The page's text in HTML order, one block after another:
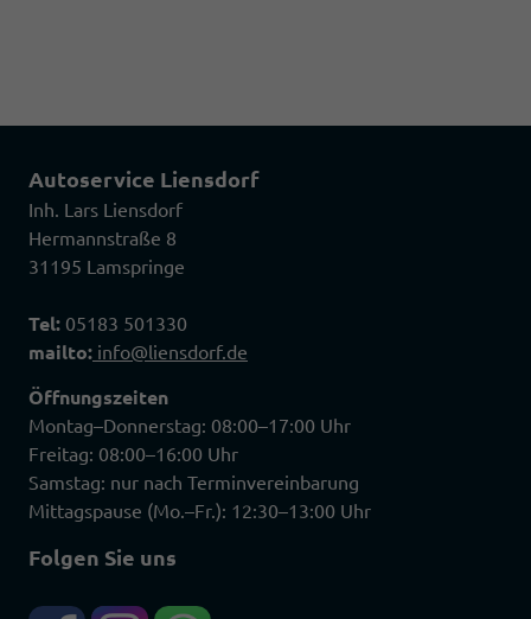
Autoservice Liensdorf
Inh. Lars Liensdorf
Hermannstraße 8
31195 Lamspringe
Tel: 05183 501330
mailto: info@liensdorf.de
Öffnungszeiten
Montag–Donnerstag: 08:00–17:00 Uhr
Freitag: 08:00–16:00 Uhr
Samstag: nur nach Terminvereinbarung
Mittagspause (Mo.–Fr.): 12:30–13:00 Uhr
Folgen Sie uns